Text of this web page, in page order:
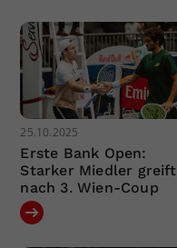
25.10.2025
Erste Bank Open:
Starker Miedler greift
nach 3. Wien-Coup